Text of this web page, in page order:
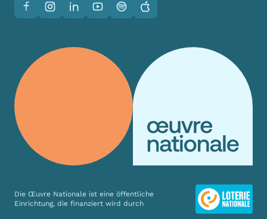
FacebookInstagramLinkedInYouTubeSpotifyApple
Die Œuvre Nationale ist eine öffentliche
Einrichtung, die finanziert wird durch